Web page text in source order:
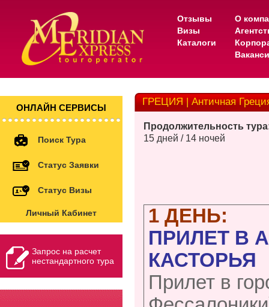
Отзывы
Визы
Каталоги
О
ОНЛАЙН СЕРВИСЫ
Поиск Тура
Статус Заявки
Статус Визы
Личный Кабинет
Запрос на расчет
нестандартного тура
ГРЕЦИЯ | Античная
Продолжительность
15 дней / 14 ночей
1 ДЕНЬ:
ПРИЛЕТ В
КАСТОРЬЯ
Прилет в